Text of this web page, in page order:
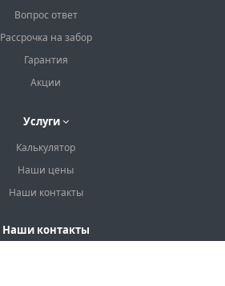
Вопрос ответ
Рассрочка на забор
Гарантия
Акции
Услуги
Калькулятор
Наши цены
Наши контакты
Наши контакты